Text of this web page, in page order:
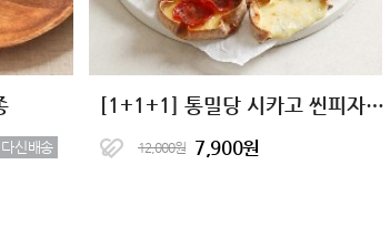
다신배송
[1+1+1] 통밀당 시카고 씬피자 8종
12,000원 7,900원